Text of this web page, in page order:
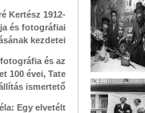
Kertész 1912-
és fotográfiai
kezdetei
és az
100 évei, Tate
ismertető
Egy elvetélt